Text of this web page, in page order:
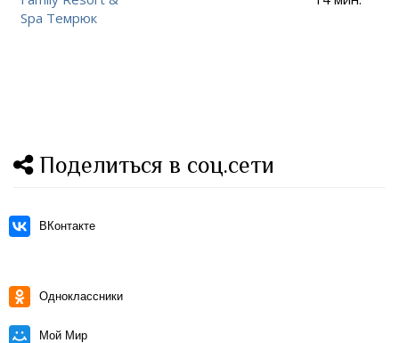
Spa Темрюк
Поделиться в соц.сети
ВКонтакте
Одноклассники
Мой Мир